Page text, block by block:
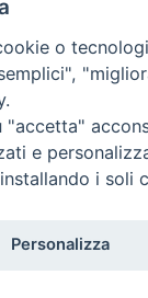
riservati -
o
"accetta"
e
i soli
Personalizza